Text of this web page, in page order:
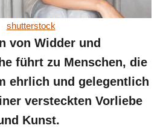
shutterstock
von Widder und
führt zu Menschen, die
ehrlich und gelegentlich
versteckten Vorliebe
Kunst.